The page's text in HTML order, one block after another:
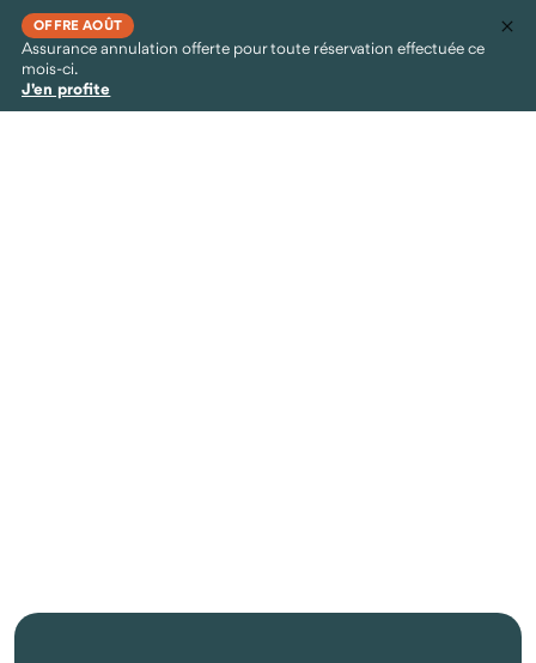
OFFRE AOÛT
Assurance annulation offerte pour toute réservation effectuée ce
mois-ci.
J'en profite